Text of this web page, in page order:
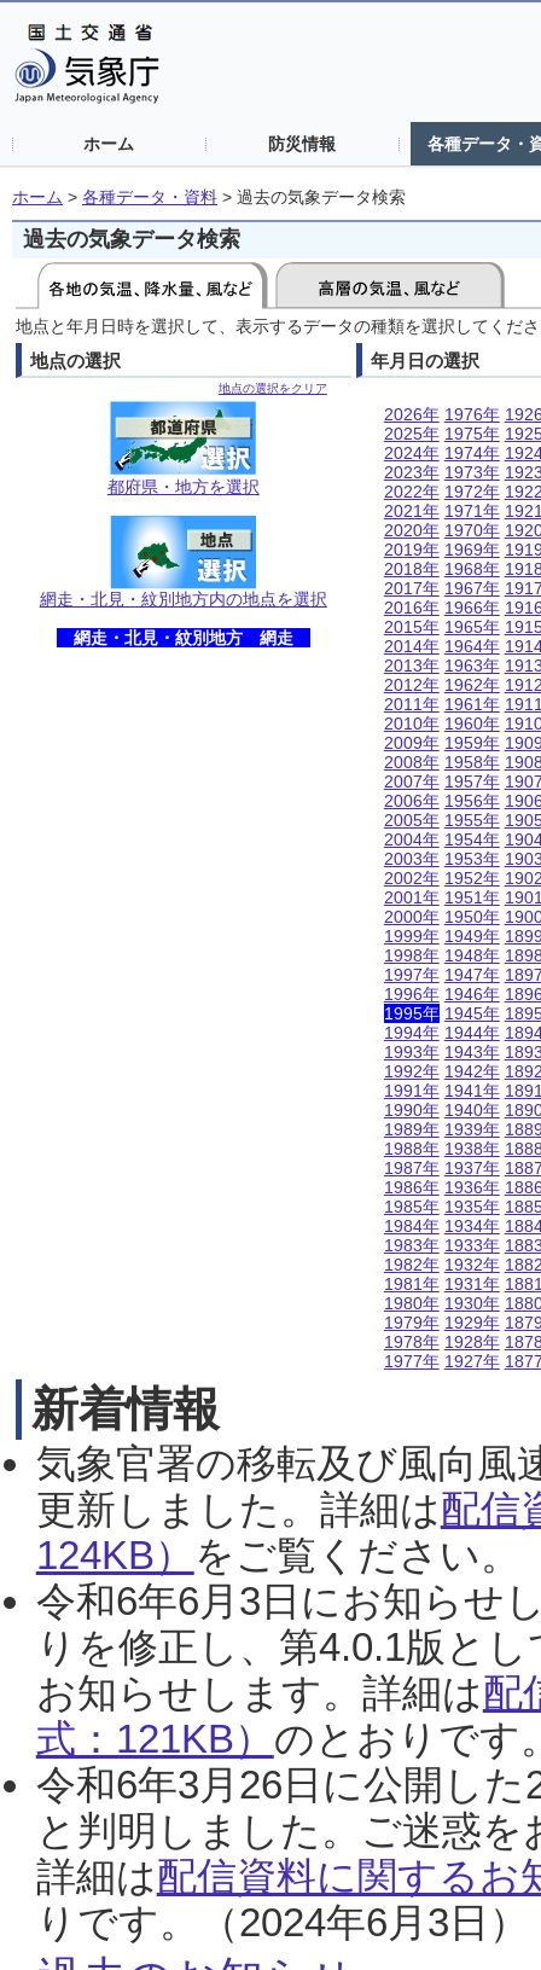
ホーム 防災情報 各種データ・
ホーム > 各種データ・資料 > 過去の気象データ検索
過去の気象データ検索
地点と年月日時を選択して、表示するデータの種類を選択してくだ
地点の選択
地点の選択をクリア
都府県・地方を選択
網走・北見・紋別地方内の地点を選択
網走・北見・紋別地方 網走
年月日の選択
2026年
2025年
2024年
2023年
2022年
2021年
2020年
2019年
2018年
2017年
2016年
2015年
2014年
2013年
2012年
2011年
2010年
2009年
2008年
2007年
2006年
2005年
2004年
2003年
2002年
2001年
2000年
1999年
1998年
1997年
1996年
1995年
1994年
1993年
1992年
1991年
1990年
1989年
1988年
1987年
1986年
1985年
1984年
1983年
1982年
1981年
1980年
1979年
1978年
1977年
1976年
1975年
1974年
1973年
1972年
1971年
1970年
1969年
1968年
1967年
1966年
1965年
1964年
1963年
1962年
1961年
1960年
1959年
1958年
1957年
1956年
1955年
1954年
1953年
1952年
1951年
1950年
1949年
1948年
1947年
1946年
1945年
1944年
1943年
1942年
1941年
1940年
1939年
1938年
1937年
1936年
1935年
1934年
1933年
1932年
1931年
1930年
1929年
1928年
1927年
新着情報
気象官署の移転及び風向風
更新しました。詳細は配信
124KB） をご覧ください。
令和6年6月3日にお知らせ
りを修正し、第4.0.1版と
お知らせします。詳細は配
式：121KB） のとおりです
令和6年3月26日に公開し
と判明しました。ご迷惑
詳細は配信資料に関するお
りです。（2024年6月3日）